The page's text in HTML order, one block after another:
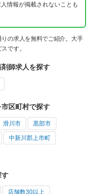
情報が掲載されないことも
の求人を無料でご紹介。大手
です。
師求人を探す
区町村で探す
滑川市 黒部市
中新川郡上市町
す
店舗数30以上